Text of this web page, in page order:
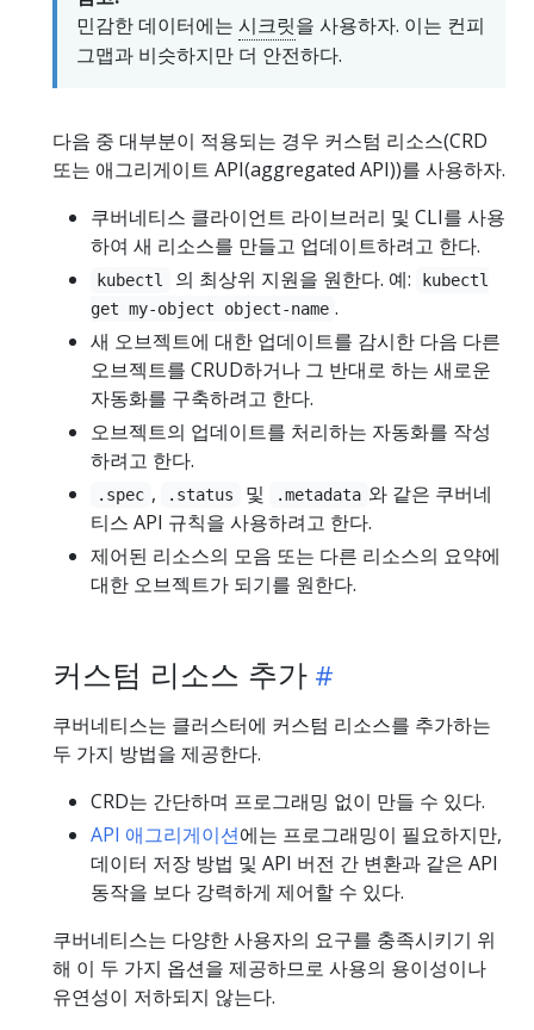
민감한 데이터에는 시크릿을 사용하자. 이는 컨피
그맵과 비슷하지만 더 안전하다.
다음 중 대부분이 적용되는 경우 커스텀 리소스(CRD
또는 애그리게이트 API(aggregated API))를 사용하자.
쿠버네티스 클라이언트 라이브러리 및 CLI를 사용
하여 새 리소스를 만들고 업데이트하려고 한다.
kubectl 의 최상위 지원을 원한다. 예:
kubectl
get my-object object-name .
새 오브젝트에 대한 업데이트를 감시한 다음 다른
오브젝트를 CRUD하거나 그 반대로 하는 새로운
자동화를 구축하려고 한다.
오브젝트의 업데이트를 처리하는 자동화를 작성
하려고 한다.
.spec , .status 및 .metadata 와 같은 쿠버네
티스 API 규칙을 사용하려고 한다.
제어된 리소스의 모음 또는 다른 리소스의 요약에
대한 오브젝트가 되기를 원한다.
커스텀 리소스 추가
쿠버네티스는 클러스터에 커스텀 리소스를 추가하는
두 가지 방법을 제공한다.
CRD는 간단하며 프로그래밍 없이 만들 수 있다.
API 애그리게이션에는 프로그래밍이 필요하지만,
데이터 저장 방법 및 API 버전 간 변환과 같은 API
동작을 보다 강력하게 제어할 수 있다.
쿠버네티스는 다양한 사용자의 요구를 충족시키기 위
해 이 두 가지 옵션을 제공하므로 사용의 용이성이나
유연성이 저하되지 않는다.